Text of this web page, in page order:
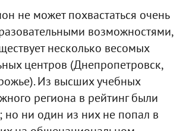
не может похвастаться очень
возможностями,
несколько весомых
центров (Днепропетровск,
Из высших учебных
региона в рейтинг были
ни один из них не попал в